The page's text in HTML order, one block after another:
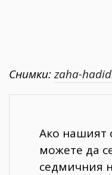
Снимки:zaha-
Ако нашият
можете да
седмичния